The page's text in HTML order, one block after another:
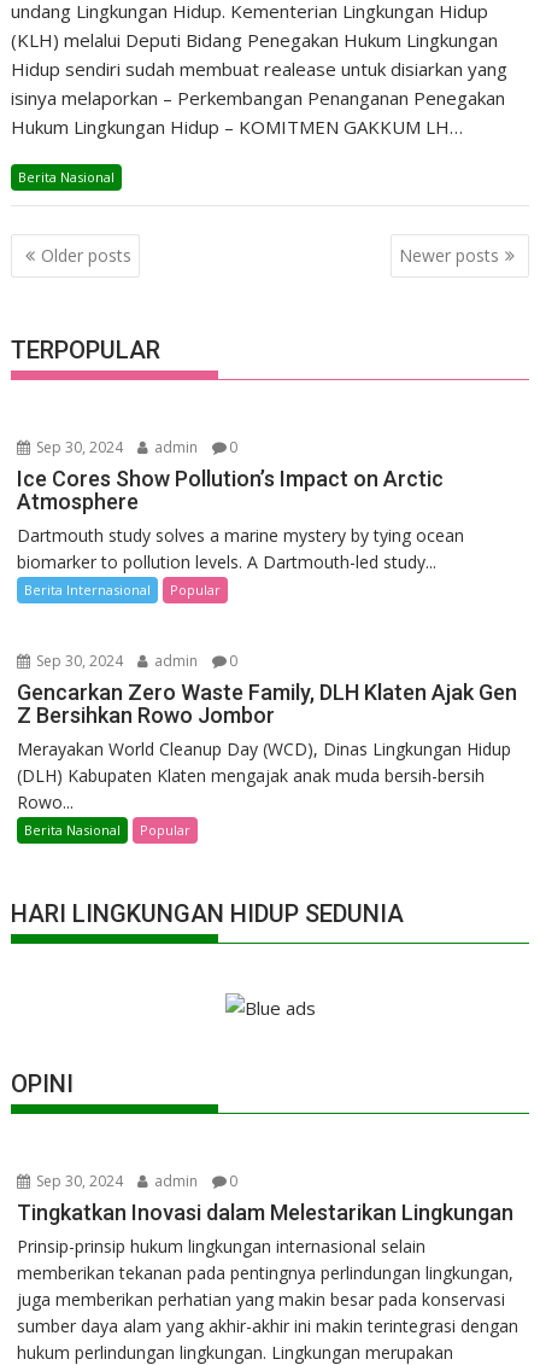
undang Lingkungan Hidup. Kementerian Lingkungan Hidup
(KLH) melalui Deputi Bidang Penegakan Hukum Lingkungan
Hidup sendiri sudah membuat realease untuk disiarkan yang
isinya melaporkan – Perkembangan Penanganan Penegakan
Hukum Lingkungan Hidup – KOMITMEN GAKKUM LH…
Berita Nasional
Posts
navigation
Older posts Newer posts
TERPOPULAR
Sep 30, 2024 admin 0
Ice Cores Show Pollution’s Impact on Arctic
Atmosphere
Dartmouth study solves a marine mystery by tying ocean
biomarker to pollution levels. A Dartmouth-led study...
Berita Internasional Popular
Sep 30, 2024 admin 0
Gencarkan Zero Waste Family, DLH Klaten Ajak Gen
Z Bersihkan Rowo Jombor
Merayakan World Cleanup Day (WCD), Dinas Lingkungan Hidup
(DLH) Kabupaten Klaten mengajak anak muda bersih-bersih
Rowo...
Berita Nasional Popular
HARI LINGKUNGAN HIDUP SEDUNIA
OPINI
Sep 30, 2024 admin 0
Tingkatkan Inovasi dalam Melestarikan Lingkungan
Prinsip-prinsip hukum lingkungan internasional selain
memberikan tekanan pada pentingnya perlindungan lingkungan,
juga memberikan perhatian yang makin besar pada konservasi
sumber daya alam yang akhir-akhir ini makin terintegrasi dengan
hukum perlindungan lingkungan. Lingkungan merupakan